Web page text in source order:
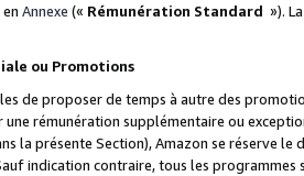
Annexe (« Rémunération Standard »).
ou Promotions
de proposer de temps à autre des
une rémunération supplémentaire ou
la présente Section), Amazon se réserve
indication contraire, tous les